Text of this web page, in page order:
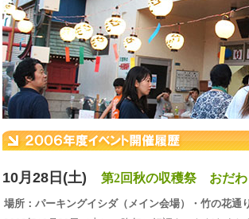
10月28日(土) 第2回秋の収穫祭 おだ
場所：パーキングイシダ（メイン会場）・竹の花通